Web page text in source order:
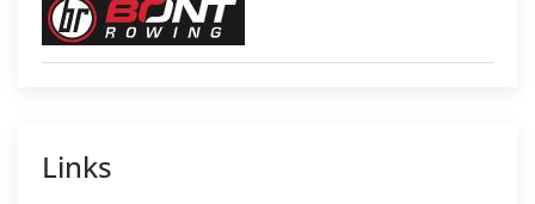
Links